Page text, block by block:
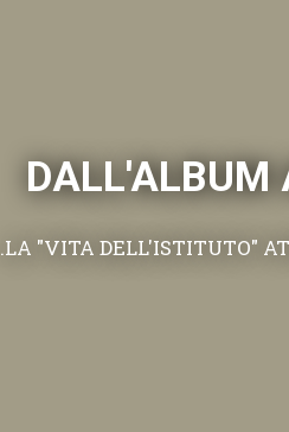
DALL'ALBUM
.LA "VITA DELL'ISTITUTO"